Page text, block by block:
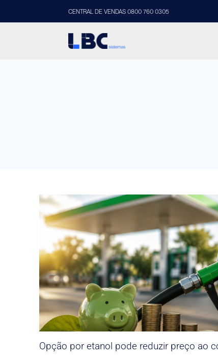
CENTRAL DE VENDAS 0800 760 0305
Opção por etanol pode reduzir preço ao